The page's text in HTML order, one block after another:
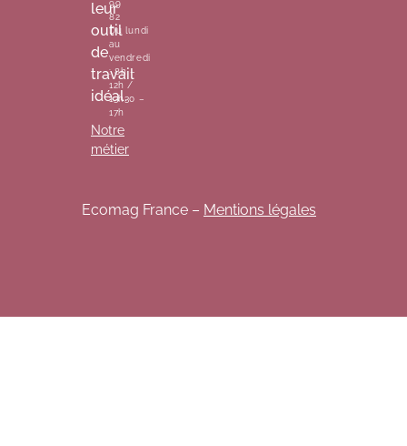
leur
outil
de
travail
idéal.
Notre
métier
99
82
Du lundi
au
vendredi
: 8h –
12h /
13h30 –
17h
Ecomag France – Mentions légales